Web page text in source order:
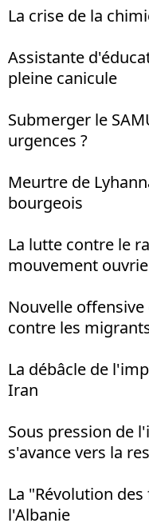
La crise de la
Assistante
pleine canicule
Submerger le
urgences ?
Meurtre de
bourgeois
La lutte contre le
mouvement
Nouvelle
contre les
La débâcle de
Iran
Sous pression de
s'avance vers la
La "Révolution
l'Albanie